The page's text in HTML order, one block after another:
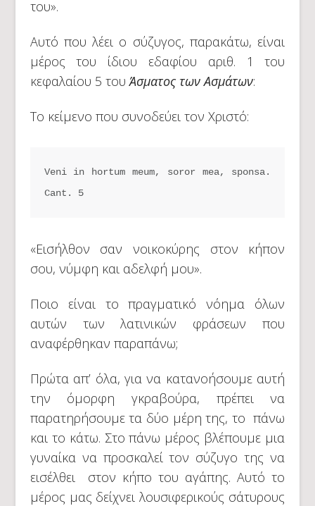
του».
Αυτό που λέει ο σύζυγος, παρακάτω, είναι
μέρος του ίδιου εδαφίου αριθ. 1 του
κεφαλαίου 5 τουΆσματος των Ασμάτων:
Το κείμενο που συνοδεύει τον Χριστό:
Veni in hortum meum, soror mea, sponsa.
Cant. 5
«Εισήλθον σαν νοικοκύρης στον κήπον
σου, νύμφη και αδελφή μου».
Ποιο είναι το πραγματικό νόημα όλων
αυτών των λατινικών φράσεων που
αναφέρθηκαν παραπάνω;
Πρώτα απ’ όλα, για να κατανοήσουμε αυτή
την όμορφη γκραβούρα, πρέπει να
παρατηρήσουμε τα δύο μέρη της, το πάνω
και το κάτω. Στο πάνω μέρος βλέπουμε μια
γυναίκα να προσκαλεί τον σύζυγο της να
εισέλθει στον κήπο του αγάπης. Αυτό το
μέρος μας δείχνει λουσιφερικούς σάτυρους